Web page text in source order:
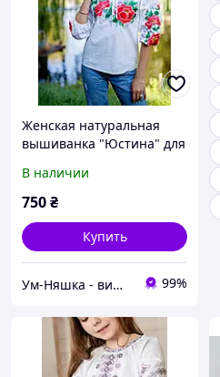
Женская натуральная
вышиванка "Юстина" для
подростков белая
В наличии
750₴
Купить
Ум-Няшка - вишиванки для всієї сім'ї та дитячий одяг 99%